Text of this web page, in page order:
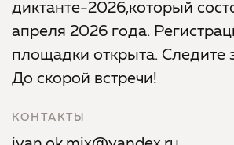
диктанте-2026,который
апреля 2026 года.
площадки открыта. Следите
До скорой встречи!
КОНТАКТЫ